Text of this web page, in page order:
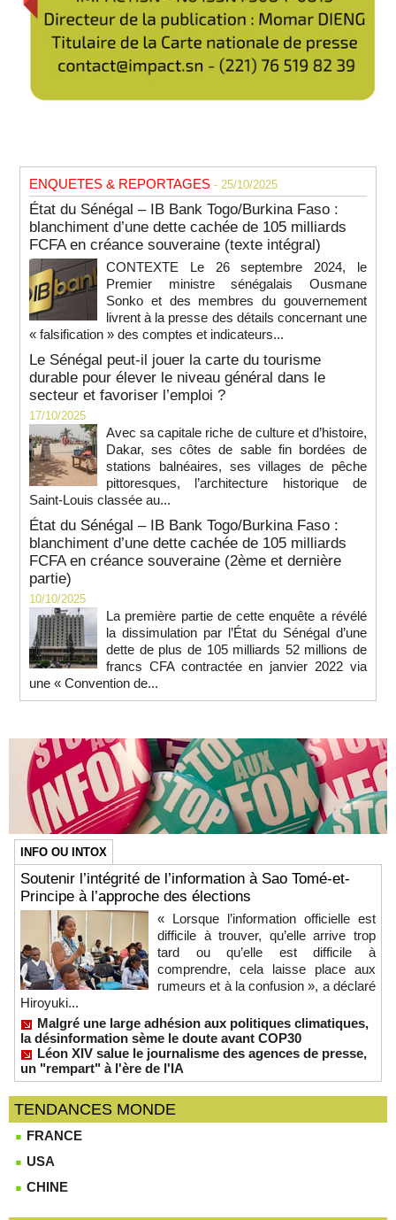
ENQUETES & REPORTAGES - 25/10/2025
État du Sénégal – IB Bank Togo/Burkina Faso :
blanchiment d’une dette cachée de 105 milliards
FCFA en créance souveraine (texte intégral)
CONTEXTE Le 26 septembre 2024, le
Premier ministre sénégalais Ousmane
Sonko et des membres du gouvernement
livrent à la presse des détails concernant une
« falsification » des comptes et indicateurs...
Le Sénégal peut-il jouer la carte du tourisme
durable pour élever le niveau général dans le
secteur et favoriser l’emploi ?
17/10/2025
Avec sa capitale riche de culture et d’histoire,
Dakar, ses côtes de sable fin bordées de
stations balnéaires, ses villages de pêche
pittoresques, l’architecture historique de
Saint-Louis classée au...
État du Sénégal – IB Bank Togo/Burkina Faso :
blanchiment d’une dette cachée de 105 milliards
FCFA en créance souveraine (2ème et dernière
partie)
10/10/2025
La première partie de cette enquête a révélé
la dissimulation par l’État du Sénégal d’une
dette de plus de 105 milliards 52 millions de
francs CFA contractée en janvier 2022 via
une « Convention de...
INFO OU INTOX
Soutenir l’intégrité de l’information à Sao Tomé-et-
Principe à l’approche des élections
« Lorsque l’information officielle est
difficile à trouver, qu’elle arrive trop
tard ou qu’elle est difficile à
comprendre, cela laisse place aux
rumeurs et à la confusion », a déclaré
Hiroyuki...
Malgré une large adhésion aux politiques climatiques,
la désinformation sème le doute avant COP30
Léon XIV salue le journalisme des agences de presse,
un "rempart" à l'ère de l'IA
TENDANCES MONDE
FRANCE
USA
CHINE